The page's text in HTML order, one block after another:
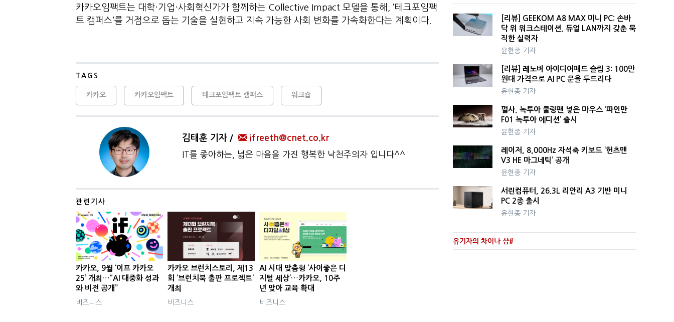
카카오임팩트는 대학·기업·사회혁신가가 함께하는 Collective Impact 모델을 통해, ‘테크포임팩
트 캠퍼스’를 거점으로 돕는 기술을 실현하고 지속 가능한 사회 변화를 가속화한다는 계획이다.
TAGS
카카오 카카오임팩트 테크포임팩트 캠퍼스 워크숍
김태훈 기자 ifreeth@cnet.co.kr
IT를 좋아하는, 넓은 마음을 가진 행복한 낙천주의자 입니다^^
관련기사
카카오, 9월 ‘이프 카카오
25’ 개최…“AI 대중화 성과
와 비전 공개”
비즈니스
카카오 브런치스토리, 제13
회 ‘브런치북 출판 프로젝트’
개최
비즈니스
AI 시대 맞춤형 ‘사이좋은 디
지털 세상’…카카오, 10주
년 맞아 교육 확대
비즈니스
[리뷰] GEEKOM A8 MAX 미니 PC: 손바
닥 위 워크스테이션, 듀얼 LAN까지 갖춘 묵
직한 실력자
윤현종 기자
[리뷰] 레노버 아이디어패드 슬림 3: 100만
원대 가격으로 AI PC 문을 두드리다
윤현종 기자
펄사, 녹투아 쿨링팬 넣은 마우스 ‘파인만
F01 녹투아 에디션’ 출시
윤현종 기자
레이저, 8,000Hz 자석축 키보드 ‘헌츠맨
V3 HE 마그네틱’ 공개
윤현종 기자
서린컴퓨터, 26.3L 리안리 A3 기반 미니
PC 2종 출시
윤현종 기자
유기자의 차이나 샵#